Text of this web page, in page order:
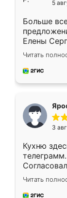
5
Больше
Елены
короткие
для
предложил
Читать
3
Кухню
недели
довольны
мебель за
Читать